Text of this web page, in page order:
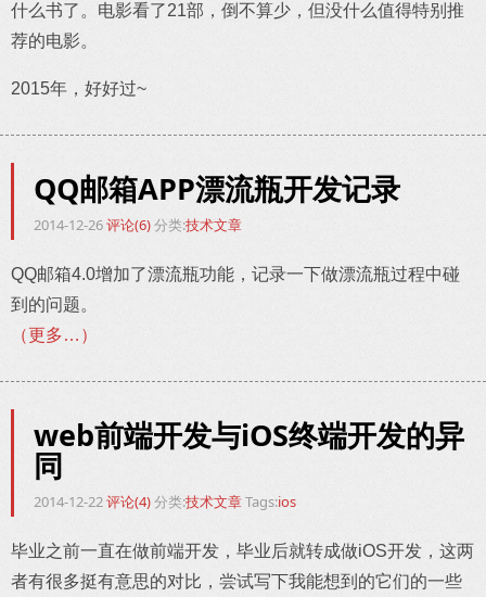
什么书了。电影看了21部，倒不算少，但没什么值得特别推
荐的电影。
2015年，好好过~
QQ邮箱APP漂流瓶开发记录
2014-12-26评论(6)分类:技术文章
QQ邮箱4.0增加了漂流瓶功能，记录一下做漂流瓶过程中碰
到的问题。
（更多…）
web前端开发与iOS终端开发的异
同
2014-12-22评论(4)分类:技术文章Tags:ios
毕业之前一直在做前端开发，毕业后就转成做iOS开发，这两
者有很多挺有意思的对比，尝试写下我能想到的它们的一些